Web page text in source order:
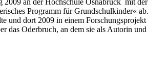
2009 an der Hochschule Osnabrück mit der
Programm für Grundschulkinder« ab.
und dort 2009 in einem Forschungsprojekt
das Oderbruch, an dem sie als Autorin und